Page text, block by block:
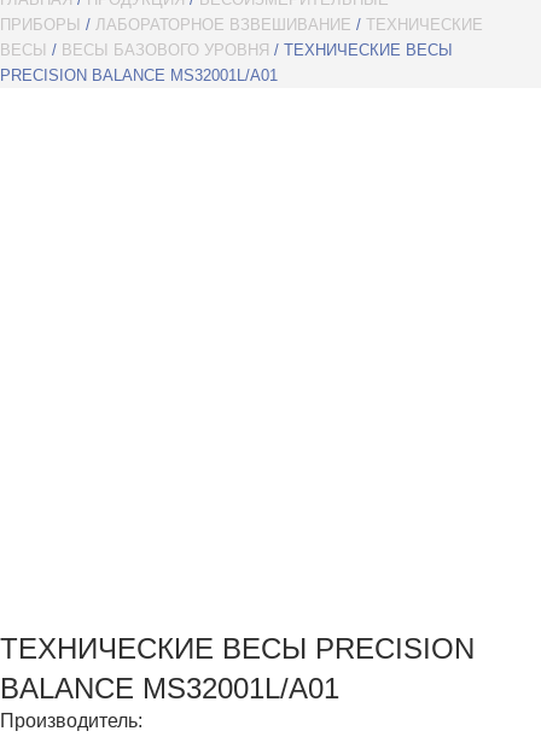
ПРИБОРЫ / ЛАБОРАТОРНОЕ ВЗВЕШИВАНИЕ / ТЕХНИЧЕСКИЕ
ВЕСЫ / ВЕСЫ БАЗОВОГО УРОВНЯ / ТЕХНИЧЕСКИЕ ВЕСЫ
PRECISION BALANCE MS32001L/A01
ТЕХНИЧЕСКИЕ ВЕСЫ PRECISION
BALANCE MS32001L/A01
Производитель: